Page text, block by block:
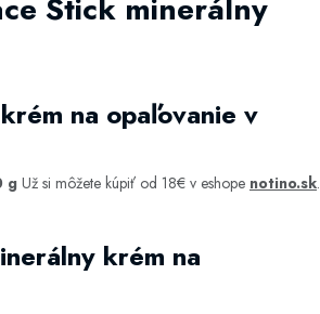
Stick minerálny
na opaľovanie v
g Už si môžete kúpiť od 18€ v eshope notino.sk.
krém na